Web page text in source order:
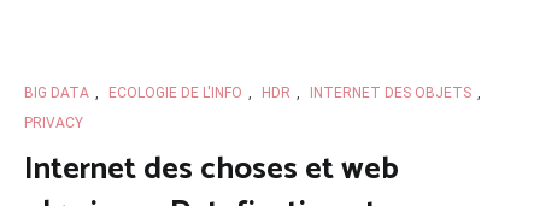
BIG DATA ECOLOGIE DE L'INFO HDR INTERNET DES OBJETS
PRIVACY
Internet des choses et web